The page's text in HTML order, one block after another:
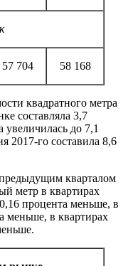
57 704 58 168
квадратного метра
составляла 3,7
до 7,1
2017-го составила 8,6
кварталом
метр в квартирах
процента меньше, в
меньше, в квартирах